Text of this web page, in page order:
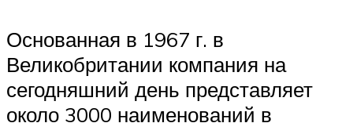
Основанная в 1967 г. в
Великобритании компания на
сегодняшний день представляет
около 3000 наименований в